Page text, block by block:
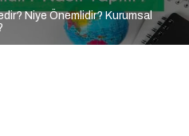
Niye Önemlidir? Kurumsal